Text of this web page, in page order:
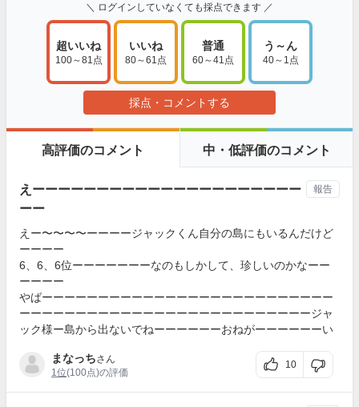
＼ ログインしていなくても採点できます ／
超いいね
100～81点
いいね
80～61点
普通
60～41点
う～ん
40～1点
採点・コメントする
高評価のコメント 中・低評価のコメント
えーーーーーーーーーーーーーーーーーーーーー
ーー
えー〜〜〜〜ーーーージャックくん自分の島にもいるんだけど
ーーーー
6、6、6位ーーーーーーーなのもしかして、珍しいのかなーー
ーーーー
やばーーーーーーーーーーーーーーーーーーーーーーーーーー
ーーーーーーーーーーーーーーーーーーーーーーーーーージャ
ック様ー島から出ないでねーーーーーーおねがーーーーーーい
まなっちさん
1位(100点)の評価
10
報告